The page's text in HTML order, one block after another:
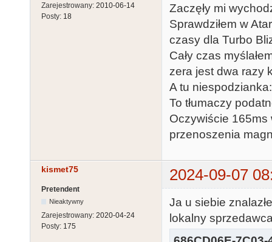
Zarejestrowany: 2010-06-14
Posty: 18
Zaczęły mi
Sprawdziłem w
czasy dla Turbo
Cały czas
zera jest dwa razy
A tu
To tłumaczy
Oczywiście 165ms
przenoszenia
kismet75 2024-09-07
Pretendent
Nieaktywny
Zarejestrowany: 2020-04-24
Posty: 175
Ja u siebie
lokalny